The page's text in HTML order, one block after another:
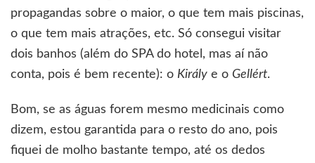
propagandas sobre o maior, o que tem mais piscinas,
o que tem mais atrações, etc. Só consegui visitar
dois banhos (além do SPA do hotel, mas aí não
conta, pois é bem recente): o Király e o Gellért.
Bom, se as águas forem mesmo medicinais como
dizem, estou garantida para o resto do ano, pois
fiquei de molho bastante tempo, até os dedos